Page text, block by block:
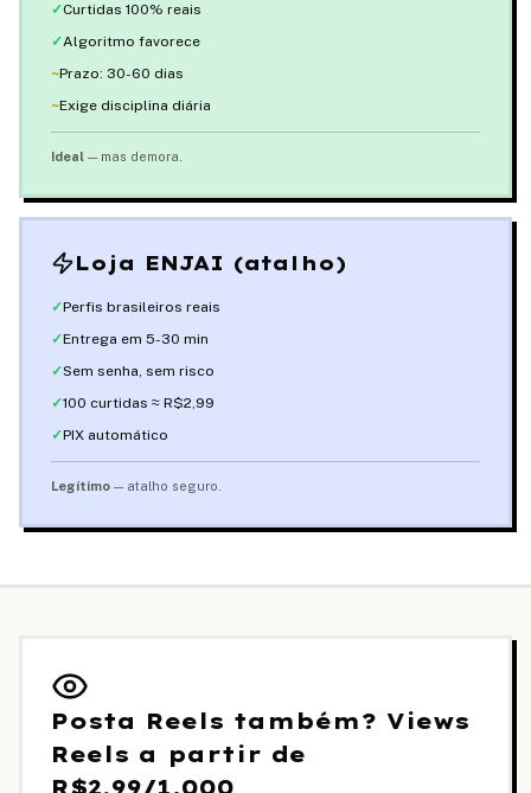
✓Curtidas 100% reais
✓Algoritmo favorece
~Prazo: 30-60 dias
~Exige disciplina diária
Ideal — mas demora.
Loja ENJAI (atalho)
✓Perfis brasileiros reais
✓Entrega em 5-30 min
✓Sem senha, sem risco
✓100 curtidas ≈ R$2,99
✓PIX automático
Legítimo — atalho seguro.
Posta Reels também? Views
Reels a partir de